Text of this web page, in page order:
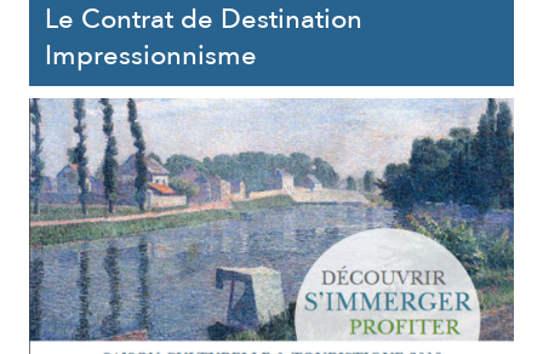
Le Contrat de Destination
Impressionnisme